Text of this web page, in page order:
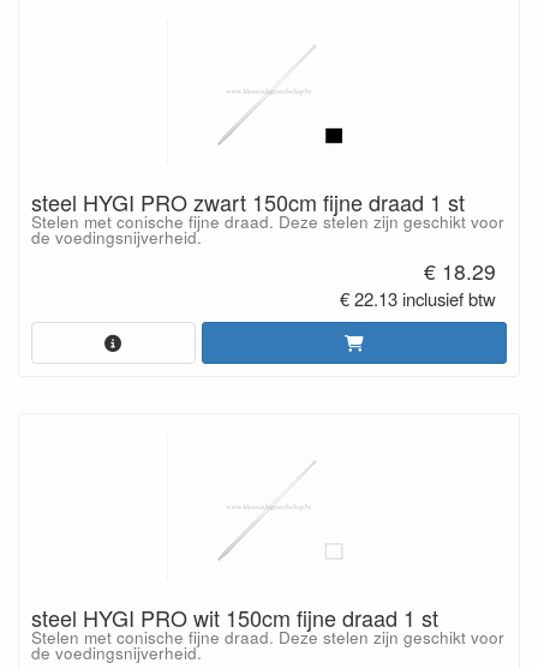
steel HYGI PRO zwart 150cm fijne draad 1 st
Stelen met conische fijne draad. Deze stelen zijn geschikt voor
de voedingsnijverheid.
€ 18.29
€ 22.13 inclusief btw
steel HYGI PRO wit 150cm fijne draad 1 st
Stelen met conische fijne draad. Deze stelen zijn geschikt voor
de voedingsnijverheid.